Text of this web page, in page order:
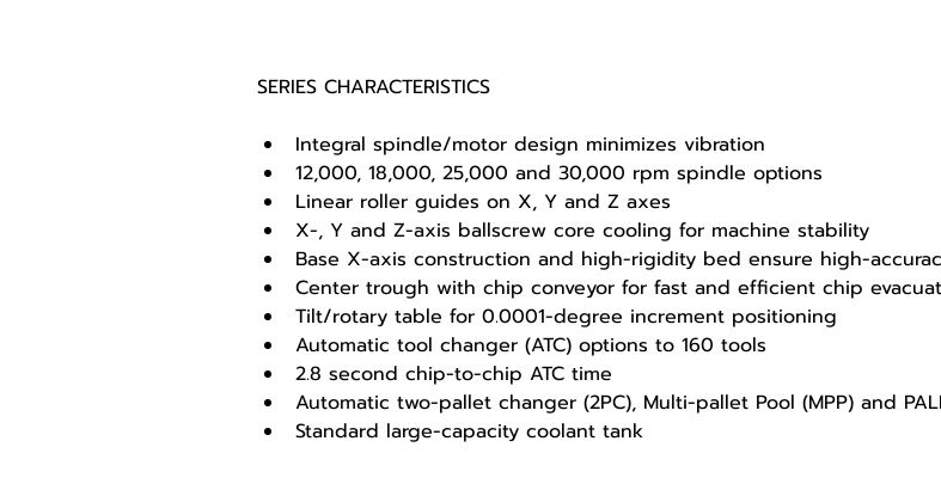
SERIES CHARACTERISTICS
Integral spindle/motor design minimizes vibration
12,000, 18,000, 25,000 and 30,000 rpm spindle options
Linear roller guides on X, Y and Z axes
X-, Y and Z-axis ballscrew core cooling for machine stability
Base X-axis construction and high-rigidity bed ensure high-
Center trough with chip conveyor for fast and efficient chip
Tilt/rotary table for 0.0001-degree increment positioning
Automatic tool changer (ATC) options to 160 tools
2.8 second chip-to-chip ATC time
Automatic two-pallet changer (2PC), Multi-pallet Pool (MPP) and
Standard large-capacity coolant tank